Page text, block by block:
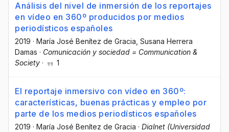
Análisis del nivel de inmersión de los reportajes
en vídeo en 360º producidos por medios
periodísticos españoles
2019 · María José Benítez de Gracia, Susana Herrera
Damas · Comunicación y sociedad = Communication &
Society · 1
El reportaje inmersivo con vídeo en 360º:
características, buenas prácticas y empleo por
parte de los medios periodísticos españoles
2019 · María José Benítez de Gracia · Dialnet (Universidad